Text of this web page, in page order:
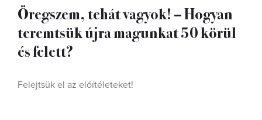
Öregszem, tehát vagyok! – Hogyan
teremtsük újra magunkat 50 körül
és felett?
Felejtsük el az előítéleteket!